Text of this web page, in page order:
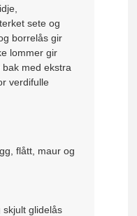
sete og
borrelås gir
lommer gir
med ekstra
verdifulle
flått, maur og
skjult glidelås